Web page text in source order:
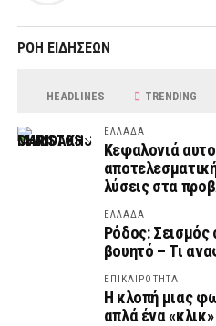
ΡΟΗ ΕΙΔΗΣΕΩΝ
HEADLINES TRENDING
ΕΛΛΑΔΑ
Κεφαλονιά
λύσεις στα
ΕΛΛΑΔΑ
Ρόδος: Σεισμός
βουητό – Τι
ΕΠΙΚΑΙΡΟΤΗΤΑ
Η κλοπή μιας
απλά ένα